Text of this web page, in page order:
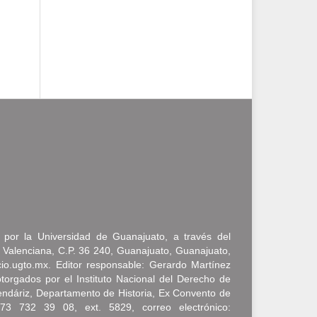
la Universidad de Guanajuato, a través del
C.P. 36 240, Guanajuato, Guanajuato,
Editor responsable: Gerardo Martínez
por el Instituto Nacional del Derecho de
Departamento de Historia, Ex Convento de
732 39 08, ext. 5829, correo electrónico: